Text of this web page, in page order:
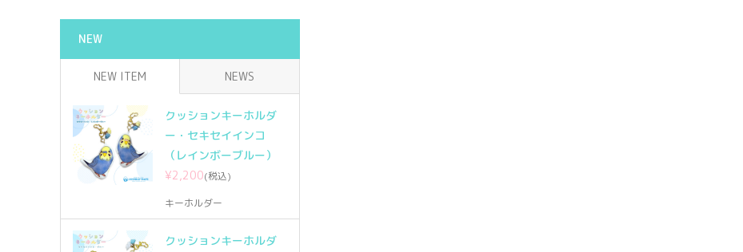
NEW
NEW ITEM NEWS
クッションキーホルダ
ー・セキセイインコ
（レインボーブルー）
¥2,200(税込)
キーホルダー
クッションキーホルダ